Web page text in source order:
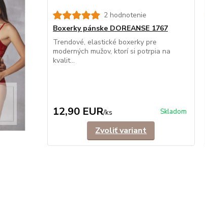
2 hodnotenie
Boxerky pánske DOREANSE 1767
Trendové, elastické boxerky pre
moderných mužov, ktorí si potrpia na
kvalit...
12,90 EUR/ks Skladom
Zvoliť variant